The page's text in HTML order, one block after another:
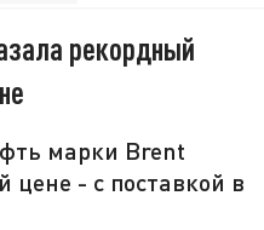
рекордный
марки Brent
цене - с поставкой в